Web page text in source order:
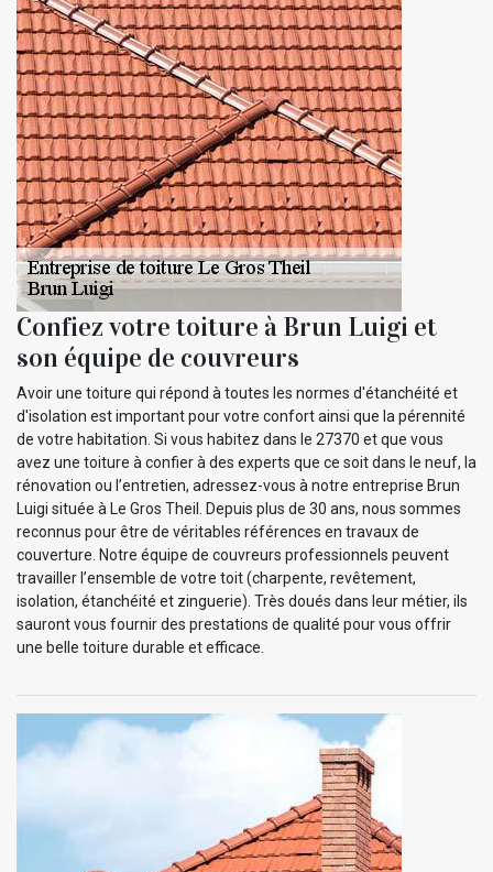
Confiez votre toiture à Brun Luigi et
son équipe de couvreurs
Avoir une toiture qui répond à toutes les normes d'étanchéité et
d'isolation est important pour votre confort ainsi que la pérennité
de votre habitation. Si vous habitez dans le 27370 et que vous
avez une toiture à confier à des experts que ce soit dans le neuf, la
rénovation ou l’entretien, adressez-vous à notre entreprise Brun
Luigi située à Le Gros Theil. Depuis plus de 30 ans, nous sommes
reconnus pour être de véritables références en travaux de
couverture. Notre équipe de couvreurs professionnels peuvent
travailler l’ensemble de votre toit (charpente, revêtement,
isolation, étanchéité et zinguerie). Très doués dans leur métier, ils
sauront vous fournir des prestations de qualité pour vous offrir
une belle toiture durable et efficace.